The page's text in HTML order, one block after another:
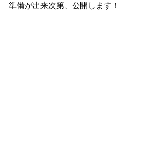
準備が出来次第、公開します！